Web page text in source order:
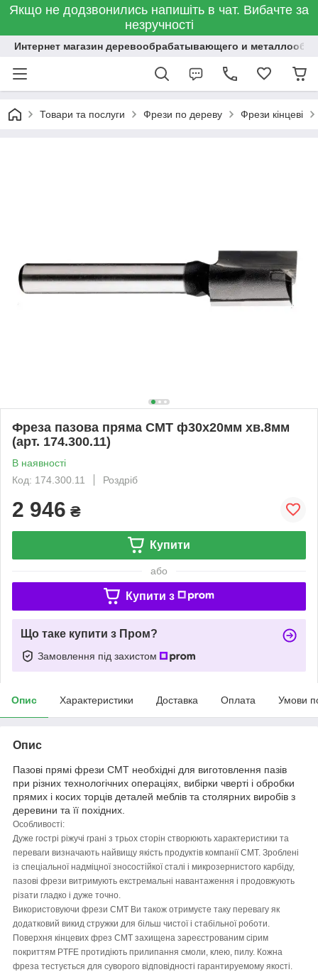
Якщо не додзвонились напишіть в чат. Вибачте за
незручності
Интернет магазин деревообрабатывающего и
Товари та послуги Фрези по дереву Фрези кінцеві
Фреза пазова пряма CMT ф30х20мм хв.8мм
(арт. 174.300.11)
В наявності
Код: 174.300.11
Роздріб
2 946 ₴
Купити
або
Купити з
Що таке купити з Пром?
Замовлення під захистом
Опис Характеристики Доставка Оплата Умови
Опис
Пазові прямі фрези CMT необхідні для виготовлення пазів
при різних технологічних операціях, вибірки чверті і обробки
прямих і косих торців деталей меблів та столярних виробів з
деревини та її похідних.
Особливості:
Дуже гострі ріжучі грані з трьох сторін створюють характеристики та
переваги визначають найвищу якість продуктів компанії CMT. Зроблені
із спеціальної надміцної зносостійкої сталі і микрозернистого карбіду,
пазові фрези витримують екстремальні навантаження і продовжують
різати гладко і дуже точно.
Використовуючи фрези CMT Ви також отримуєте таку перевагу як
додатковий викид стружки для більш чистої і стабільної роботи.
Поверхня кінцевих фрез CMT захищена зареєстрованим сірим
покриттям PTFE протидіють прилипання смоли, клею, пилу. Кожна
фреза тестується для суворого відповідності гарантируемому якості.